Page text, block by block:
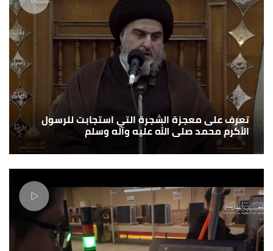
تعرف على معجزة الشجرة التي استجابت للرسول
الأكرم محمد صلى الله عليه وآله وسلم